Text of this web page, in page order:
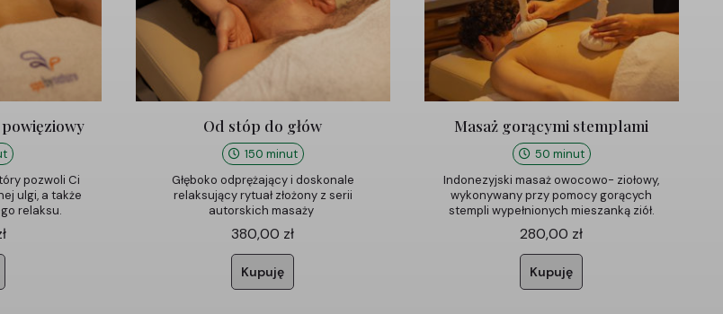
powięziowy
pozwoli Ci
ulgi, a także
relaksu.
Od stóp do głów
150 minut
Głęboko odprężający i doskonale
relaksujący rytuał złożony z serii
autorskich masaży
380,00 zł
Kupuję
Masaż gorącymi stemplami
50 minut
Indonezyjski masaż owocowo- ziołowy,
wykonywany przy pomocy gorących
stempli wypełnionych mieszanką ziół.
280,00 zł
Kupuję